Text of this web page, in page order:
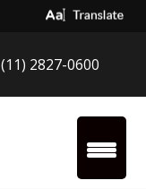
Select
(11) 2827-0600